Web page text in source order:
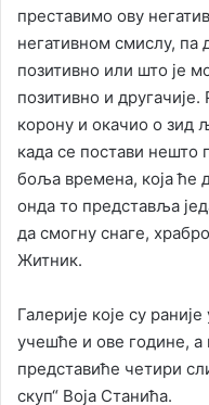
преставимо ову
негативном смислу, па
позитивно или што је
позитивно и
корону и окачио о зид
када се постави нешто
боља времена, која ће
онда то представља
да смогну снаге,
Житник.
Галерије које су
учешће и ове године, а
представиће четири
скуп“ Воја Станића.